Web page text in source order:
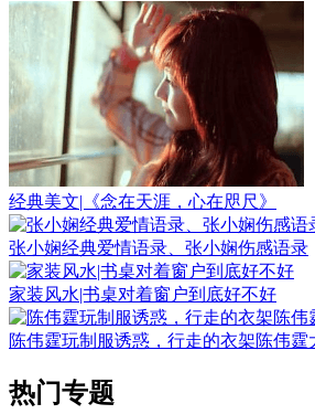
经典美文|《念在天涯，心在咫尺》
张小娴经典爱情语录、张小娴伤感语录
家装风水|书桌对着窗户到底好不好
陈伟霆玩制服诱惑，行走的衣架陈伟霆
热门专题